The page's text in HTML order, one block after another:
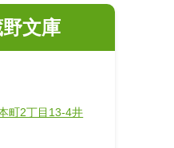
文庫
町2丁目13-4井